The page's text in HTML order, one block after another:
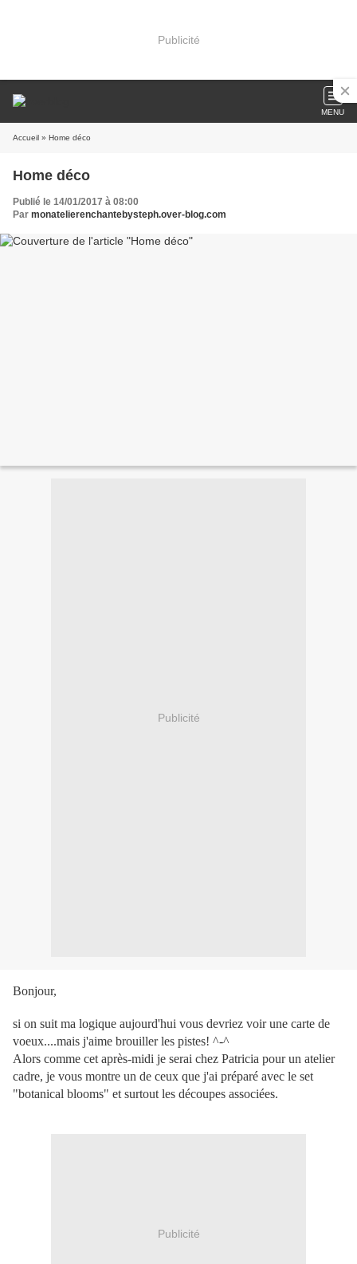
Publicité
MENU
Accueil » Home déco
Home déco
Publié le 14/01/2017 à 08:00
Par monatelierenchantebysteph.over-blog.com
Publicité
Bonjour,
si on suit ma logique aujourd'hui vous devriez voir une carte de
voeux....mais j'aime brouiller les pistes! ^-^
Alors comme cet après-midi je serai chez Patricia pour un atelier
cadre, je vous montre un de ceux que j'ai préparé avec le set
"botanical blooms" et surtout les découpes associées.
Publicité